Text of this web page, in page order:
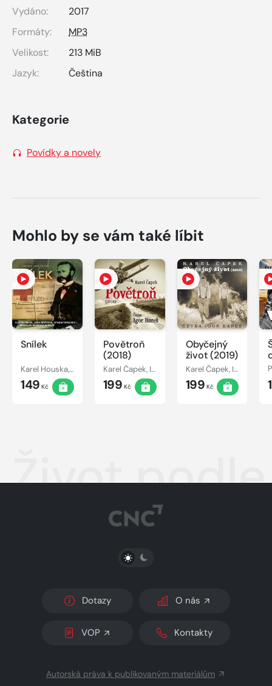
Vydáno:
2017
Formáty:
MP3
Velikost:
213 MiB
Jazyk:
Čeština
Kategorie
Povídky a novely
Mohlo by se vám také líbit
Snílek
Karel Houska, Otakar Brousek, Jindřiška Jarošová, Jana Dítětová, Viktor Preiss, Josef Chvalina, Miroslav Masopust, Petr Svojtka, Miroslav Moravec
149 Kč
Povětroň
(2018)
Karel Čapek, Igor Bareš
199 Kč
Obyčejný
život (2019)
Karel Čapek, Igor Bareš
199 Kč
Život
PŘEPNOUT SVĚTLÝ/TMAVÝ REŽIM
Dotazy O nás
VOP Kontakty
Autorská práva k publikovaným materiálům